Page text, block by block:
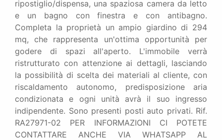
ripostiglio/dispensa, una spaziosa camera da letto
e un bagno con finestra e con antibagno.
Completa la proprietà un ampio giardino di 294
mq, che rappresenta un'ottima opportunità per
godere di spazi all'aperto. L'immobile verrà
ristrutturato con attenzione ai dettagli, lasciando
la possibilità di scelta dei materiali al cliente, con
riscaldamento autonomo, predisposizione aria
condizionata e ogni unità avrà il suo ingresso
indipendente. Sono presenti posti auto privati. Rif.
RA27971-02 PER INFORMAZIONI CI POTETE
CONTATTARE ANCHE VIA WHATSAPP AL